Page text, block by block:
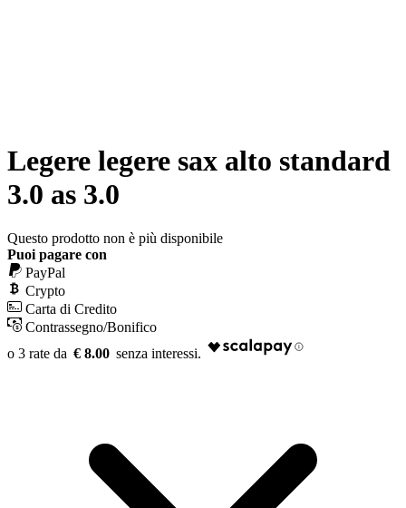
Legere legere sax alto standard
3.0 as 3.0
Questo prodotto non è più disponibile
Puoi pagare con
PayPal
Crypto
Carta di Credito
Contrassegno/Bonifico
€ 8.00